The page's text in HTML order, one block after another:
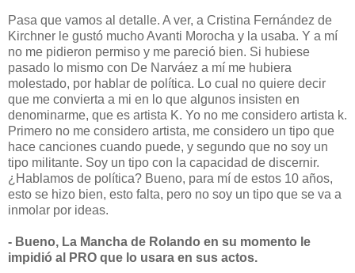
Pasa que vamos al detalle. A ver, a Cristina Fernández de
Kirchner le gustó mucho Avanti Morocha y la usaba. Y a mí
no me pidieron permiso y me pareció bien. Si hubiese
pasado lo mismo con De Narváez a mí me hubiera
molestado, por hablar de política. Lo cual no quiere decir
que me convierta a mi en lo que algunos insisten en
denominarme, que es artista K. Yo no me considero artista k.
Primero no me considero artista, me considero un tipo que
hace canciones cuando puede, y segundo que no soy un
tipo militante. Soy un tipo con la capacidad de discernir.
¿Hablamos de política? Bueno, para mí de estos 10 años,
esto se hizo bien, esto falta, pero no soy un tipo que se va a
inmolar por ideas.
- Bueno, La Mancha de Rolando en su momento le
impidió al PRO que lo usara en sus actos.